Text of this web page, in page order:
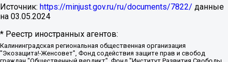
Источник: https://minjust.gov.ru/ru/documents/7822/ данные
на 03.05.2024
* Реестр иностранных агентов:
Калининградская региональная общественная организация "Экозащита!-Женсовет", Фонд содействия защите прав и свобод граждан "Общественный вердикт", Фонд "Институт Развития Свободы Информации", Частное учреждение "Информационное агентство МЕМО. РУ", Региональная общественная организация "Общественная комиссия по сохранению наследия академика Сахарова", Фонд поддержки свободы прессы, Санкт-Петербургская общественная правозащитная организация "Гражданский контроль", Межрегиональная общественная организация "Информационно-просветительский центр "Мемориал", Региональный Фонд "Центр Защиты Прав Средств Массовой Информации", с 05.12.2023 Фонд "Центр Защиты Прав Средств массовой информации", Региональная общественная благотворительная организация помощи беженцам и мигрантам "Гражданское содействие", Негосударственное образовательное учреждение дополнительного профессионального образования (повышение квалификации) специалистов "АКАДЕМИЯ ПО ПРАВАМ ЧЕЛОВЕКА", Свердловская региональная общественная организация "Сутяжник", Автономная некоммерческая организация "Центр независимых социологических исследований", Союз общественных объединений "Российский исследовательский центр по правам человека", Региональное общественное учреждение научно-информационный центр "МЕМОРИАЛ", Некоммерческая организация "Фонд защиты гласности", Автономная некоммерческая организация "Институт прав человека", Городская общественная организация "Екатеринбургское общество "МЕМОРИАЛ", Городская общественная организация "Рязанское историко-просветительское и правозащитное общество "Мемориал" (Рязанский Мемориал), Челябинский региональный орган общественной самодеятельности – женское общественное объединение "Женщины Евразии", Челябинский региональный орган общественной самодеятельности "Уральская правозащитная группа", Фонд содействия защите здоровья и социальной справедливости имени Андрея Рылькова, Автономная Некоммерческая Организация "Аналитический Центр Юрия Левады", Автономная некоммерческая организация социальной поддержки населения "Проект Апрель", Региональная общественная организация помощи женщинам и детям, находящимся в кризисной ситуации "Информационно-методический центр "Анна", Фонд содействия развитию массовых коммуникаций и правовому просвещению "Так-так-Так", Фонд содействия устойчивому развитию "Серебряная тайга", Свердловский региональный общественный фонд социальных проектов "Новое время", "Idel.Реалии", Кавказ.Реалии, Крым.Реалии, Телеканал Настоящее Время, Татаро-башкирская служба Радио Свобода (Azatliq Radiosi), Радио Свободная Европа/Радио Свобода (PCE/PC), "Сибирь.Реалии", "Фактограф", Благотворительный фонд помощи осужденным и их семьям, Автономная некоммерческая организация "Институт глобализации и социальных движений", Фонд "В защиту прав заключенных", Частное учреждение "Центр поддержки и содействия развитию средств массовой информации", Пензенский региональный общественный благотворительный фонд "Гражданский союз", "Север.Реалии", Некоммерческая организация Фонд "Правовая инициатива", Общество с ограниченной ответственностью "Радио Свободная Европа/Радио Свобода", Чешское информационное агентство "MEDIUM-ORIENT", Красноярская региональная общественная организация "Мы против СПИДа", Камалягин Денис Николаевич, Маркелов Сергей Евгеньевич, Пономарев Лев Александрович, Савицкая Людмила Алексеевна, Автономная некоммерческая организация "Центр по работе с проблемой насилия "НАСИЛИЮ.НЕТ", Межрегиональный профессиональный союз работников здравоохранения "Альянс врачей", Юридическое лицо, зарегистрированное в Латвийской Республике, SIA "Medusa Project" (регистрационный номер 40103797863, дата регистрации 10.06.2014), Некоммерческая организация "Фонд по борьбе с коррупцией", Автономная некоммерческая организация "Институт права и публичной политики", Баданин Роман Сергеевич, Гликин Максим Александрович, Железнова Мария Михайловна, Лукьянова Юлия Сергеевна, Маетная Елизавета Витальевна, Маняхин Петр Борисович, Чуракова Ольга Владимировна, Ярош Юлия Петровна, Юридическое лицо "The Insider SIA", зарегистрированное в Риге, Латвийская Республика (дата регистрации 26.06.2015), являющееся администратором доменного имени интернет-издания "The Insider SIA", https://theins.ru, Постернак Алексей Евгеньевич, Рубин Михаил Аркадьевич, Анин Роман Александрович, Юридическое лицо Istories fonds, зарегистрированное в Латвийской Республике (регистрационный номер 50008295751, дата регистрации 24.02.2020), Великовский Дмитрий Александрович, Долинина Ирина Николаевна, Мароховская Алеся Алексеевна, Шлейнов Роман Юрьевич, Шмагун Олеся Валентиновна, Общество с ограниченной ответственностью "Альтаир 2021", Общество с ограниченной ответственностью "Вега 2021", Общество с ограниченной ответственностью "Главный редактор 2021", Общество с ограниченной ответственностью "Ромашки монолит", Важенков Артем Валерьевич, Ивановская областная общественная организация "Центр гендерных исследований", Гурман Юрий Альбертович, Медиапроект "ОВД-Инфо", Егоров Владимир Владимирович, Жилинский Владимир Александрович, Общество с ограниченной ответственностью "ЗП", Иванова София Юрьевна, Карезина Инна Павловна, Кильтау Екатерина Викторовна, Петров Алексей Викторович, Пискунов Сергей Евгеньевич, Смирнов Сергей Сергеевич, Тихонов Михаил Сергеевич, Общество с ограниченной ответственностью "ЖУРНАЛИСТ-ИНОСТРАННЫЙ АГЕНТ", Арапова Галина Юрьевна, Вольтская Татьяна Анатольевна, Американская компания "Mason G.E.S. Anonymous Foundation" (США), являющаяся владельцем интернет-издания https://mnews.world/, Компания "Stichting Bellingcat", зарегистрированная в Нидерландах (дата регистрации 11.07.2018), Захаров Андрей Вячеславович, Клепиковская Екатерина Дмитриевна, Общество с ограниченной ответственностью "МЕМО", Перл Роман Александрович, Симонов Евгений Алексеевич, Соловьева Елена Анатольевна, Сотников Даниил Владимирович, Сурначева Елизавета Дмитриевна, Автономная некоммерческая организация по защите прав человека и информированию населения "Якутия – Наше Мнение", Общество с ограниченной ответственностью "Москоу диджитал медиа", с 26.01.2023 Общество с ограниченной ответственностью "Чайка Белые сады", Ветошкина Валерия Валерьевна, Заговора Максим Александрович, Межрегиональное общественное движение "Российская ЛГБТ - сеть", Оленичев Максим Владимирович, Павлов Иван Юрьевич, Скворцова Елена Сергеевна, Общество с ограниченной ответственностью "Как бы инагент", Кочетков Игорь Викторович, Общество с ограниченной ответственностью "Честные выборы", Еланчик Олег Александрович, Общество с ограниченной ответственностью "Нобелевский призыв", Гималова Регина Эмилевна, Григорьев Андрей Валерьевич, Григорьева Алина Александровна, Ассоциация по содействию защите прав призывников, альтернативнослужащих и военнослужащих "Правозащитная группа "Гражданин.Армия.Право", Хисамова Регина Фаритовна, Автономная некоммерческая организация по реализации социально-правовых программ "Лилит", Дальневосточное общественное движение "Маяк", Санкт-Петербургская ЛГБТ-инициативная группа "Выход", Инициативная группа ЛГБТ+ "Реверс", Алексеев Андрей Викторович, Бекбулатова Таисия Львовна, Беляев Иван Михайлович, Владыкина Елена Сергеевна, Гельман Марат Александрович, Никульшина Вероника Юрьевна, Толоконникова Надежда Андреевна, Шендерович Виктор Анатольевич, Общество с ограниченной ответственностью "Данное сообщение", Общество с ограниченной ответственностью Издательский дом "Новая глава", Айнбиндер Александра Александровна, Московский комьюнити-центр для ЛГБТ+инициатив, Благотворительный фонд развития филантропии, Deutsche Welle (Германия, Kurt-Schumacher-Strasse 3, 53113 Bonn), Борзунова Мария Михайловна, Воробьев Виктор Викторович, Голубева Анна Львовна, Константинова Алла Михайловна, Малкова Ирина Владимировна, Мурадов Мурад Абдулгалимович, Осетинская Елизавета Николаевна, Понасенков Евгений Николаевич, Ганапольский Матвей Юрьевич, Киселев Евгений Алексеевич, Борухович Ирина Григорьевна, Дремин Иван Тимофеевич, Дубровский Дмитрий Викторович, Красноярская региональная общественная организация поддержки и развития альтернативных образовательных технологий и межкультурных коммуникаций "ИНТЕРРА", Маяковская Екатерина Алексеевна, Фейгин Марк Захарович, Филимонов Андрей Викторович, Дзугкоева Регина Николаевна, Доброхотов Роман Александрович, Дудь Юрий Александрович, Елкин Сергей Владимирович, Кругликов Кирилл Игоревич, Сабунаева Мария Леонидовна, Семенов Алексей Владимирович, Шаинян Карен Багратович, Шульман Екатерина Михайловна, Асафьев Артур Валерьевич, Вахштайн Виктор Семенович, Венедиктов Алексей Алексеевич, Лушникова Екатерина Евгеньевна, Волков Леонид Михайлович, Невзоров Александр Глебович, Пархоменко Сергей Борисович, Сироткин Ярослав Николаевич, Кара-Мурза Владимир Владимирович, Баранова Наталья Владимировна, Гозман Леонид Яковлевич, Кагарлицкий Борис Юльевич, Климарев Михаил Валерьевич, Милов Владимир Станиславович, Автономная некоммерческая организация Краснодарский центр современного искусства "Типография", Моргенштерн Алишер Тагирович, Соболь Любовь Эдуардовна, Общество с ограниченной ответственностью "ЛИЗА НОРМ", Каспаров Гарри Кимович, Ходорковский Михаил Борисович, Общество с ограниченной ответственностью "Апрельские тезисы", Данилович Ирина Брониславовна, Кашин Олег Владимирович, Петров Николай Владимирович, Пивоваров Алексей Владимирович, Соколов Михаил Владимирович, Цветкова Юлия Владимировна, Чичваркин Евгений Александрович, Комитет против пыток/Команда против пыток, Общество с ограниченной ответственностью "Первый научный", Общество с ограниченной ответственностью "Вертолет и ко", Белоцерковская Вероника Борисовна, Кац Максим Евгеньевич, Лазарева Татьяна Юрьевна, Шаведдинов Руслан Табризович, Яшин Илья Валерьевич, Общество с ограниченной ответственностью "Иноагент ААВ", Алешковский Дмитрий Петрович, Альбац Евгения Марковна, Быков Дмитрий Львович, Галямина Юлия Евгеньевна, Лойко Сергей Леонидович, Мартынов Кирилл Константинович, Медведев Сергей Александрович, Крашенинников Федор Геннадиевич, Гордеева Катерина Вл